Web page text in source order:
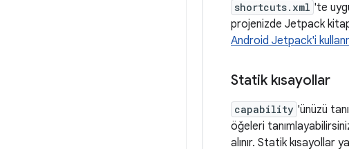
shortcuts.xml 'te
projenizde Jetpack
Android Jetpack'i
Statik kısayollar
capability 'ünüzü
öğeleri
alınır. Statik kısayollar